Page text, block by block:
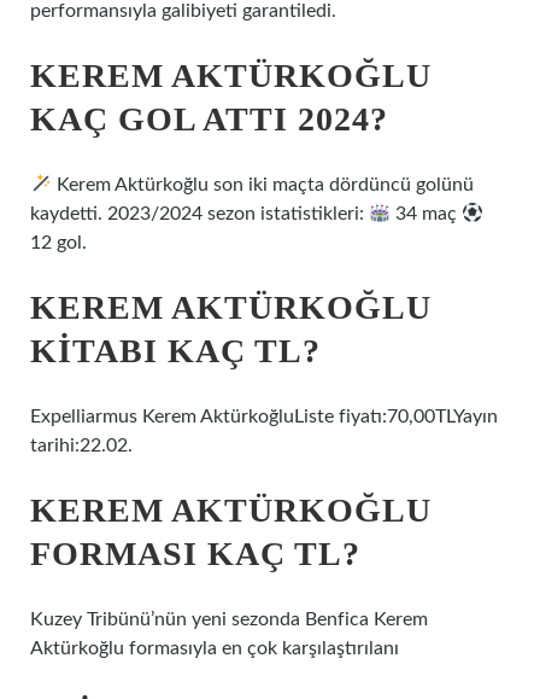
performansıyla galibiyeti garantiledi.
KEREM AKTÜRKOĞLU
KAÇ GOL ATTI 2024?
Kerem Aktürkoğlu son iki maçta dördüncü golünü
kaydetti. 2023/2024 sezon istatistikleri:
34 maç
12 gol.
KEREM AKTÜRKOĞLU
KITABI KAÇ TL?
Expelliarmus Kerem AktürkoğluListe fiyatı:70,00TLYayın
tarihi:22.02.
KEREM AKTÜRKOĞLU
FORMASI KAÇ TL?
Kuzey Tribünü’nün yeni sezonda Benfica Kerem
Aktürkoğlu formasıyla en çok karşılaştırılanı